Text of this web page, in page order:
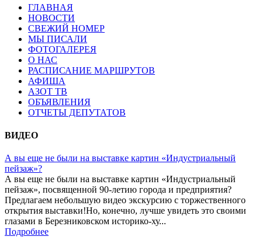
ГЛАВНАЯ
НОВОСТИ
СВЕЖИЙ НОМЕР
МЫ ПИСАЛИ
ФОТОГАЛЕРЕЯ
О НАС
РАСПИСАНИЕ МАРШРУТОВ
АФИША
АЗОТ ТВ
ОБЪЯВЛЕНИЯ
ОТЧЕТЫ ДЕПУТАТОВ
ВИДЕО
А вы еще не были на выставке картин «Индустриальный
пейзаж»?
А вы еще не были на выставке картин «Индустриальный
пейзаж», посвященной 90-летию города и предприятия?
Предлагаем небольшую видео экскурсию с торжественного
открытия выставки!Но, конечно, лучше увидеть это своими
глазами в Березниковском историко-ху...
Подробнее